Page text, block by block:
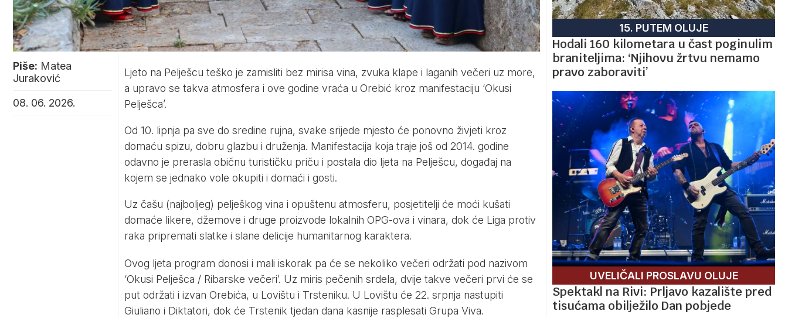
Piše: Matea
Juraković
08. 06. 2026.
Ljeto na Pelješcu teško je zamisliti bez mirisa vina, zvuka klape i laganih večeri uz more,
a upravo se takva atmosfera i ove godine vraća u Orebić kroz manifestaciju ‘Okusi
Pelješca’.
Od 10. lipnja pa sve do sredine rujna, svake srijede mjesto će ponovno živjeti kroz
domaću spizu, dobru glazbu i druženja. Manifestacija koja traje još od 2014. godine
odavno je prerasla običnu turističku priču i postala dio ljeta na Pelješcu, događaj na
kojem se jednako vole okupiti i domaći i gosti.
Uz čašu (najboljeg) pelješkog vina i opuštenu atmosferu, posjetitelji će moći kušati
domaće likere, džemove i druge proizvode lokalnih OPG-ova i vinara, dok će Liga protiv
raka pripremati slatke i slane delicije humanitarnog karaktera.
Ovog ljeta program donosi i mali iskorak pa će se nekoliko večeri održati pod nazivom
‘Okusi Pelješca / Ribarske večeri’. Uz miris pečenih srdela, dvije takve večeri prvi će se
put održati i izvan Orebića, u Lovištu i Trsteniku. U Lovištu će 22. srpnja nastupiti
Giuliano i Diktatori, dok će Trstenik tjedan dana kasnije rasplesati Grupa Viva.
15. PUTEM OLUJE
Hodali 160 kilometara u čast poginulim
braniteljima: ‘Njihovu žrtvu nemamo
pravo zaboraviti’
UVELIČALI PROSLAVU OLUJE
Spektakl na Rivi: Prljavo kazalište pred
tisućama obilježilo Dan pobjede